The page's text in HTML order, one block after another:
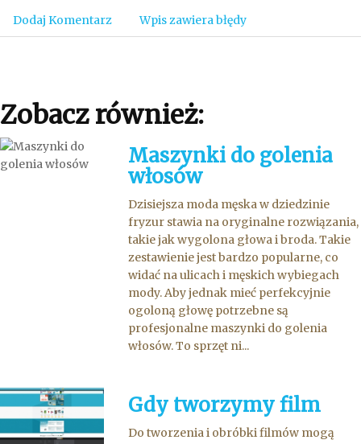
Dodaj Komentarz Wpis zawiera błędy
Zobacz również:
Maszynki do golenia
włosów
Dzisiejsza moda męska w dziedzinie
fryzur stawia na oryginalne rozwiązania,
takie jak wygolona głowa i broda. Takie
zestawienie jest bardzo popularne, co
widać na ulicach i męskich wybiegach
mody. Aby jednak mieć perfekcyjnie
ogoloną głowę potrzebne są
profesjonalne maszynki do golenia
włosów. To sprzęt ni...
Gdy tworzymy film
Do tworzenia i obróbki filmów mogą